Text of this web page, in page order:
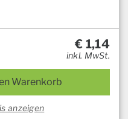
€ 1,14
inkl. MwSt.
Warenkorb
anzeigen